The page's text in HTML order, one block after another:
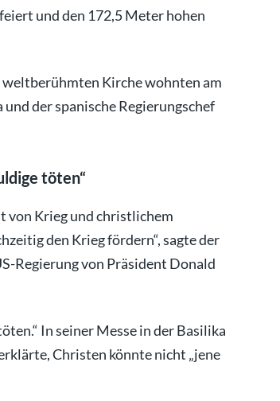
und den 172,5 Meter hohen
Kirche wohnten am
der spanische Regierungschef
töten“
von Krieg und christlichem
den Krieg fördern“, sagte der
Regierung von Präsident Donald
In seiner Messe in der Basilika
Christen könnte nicht „jene